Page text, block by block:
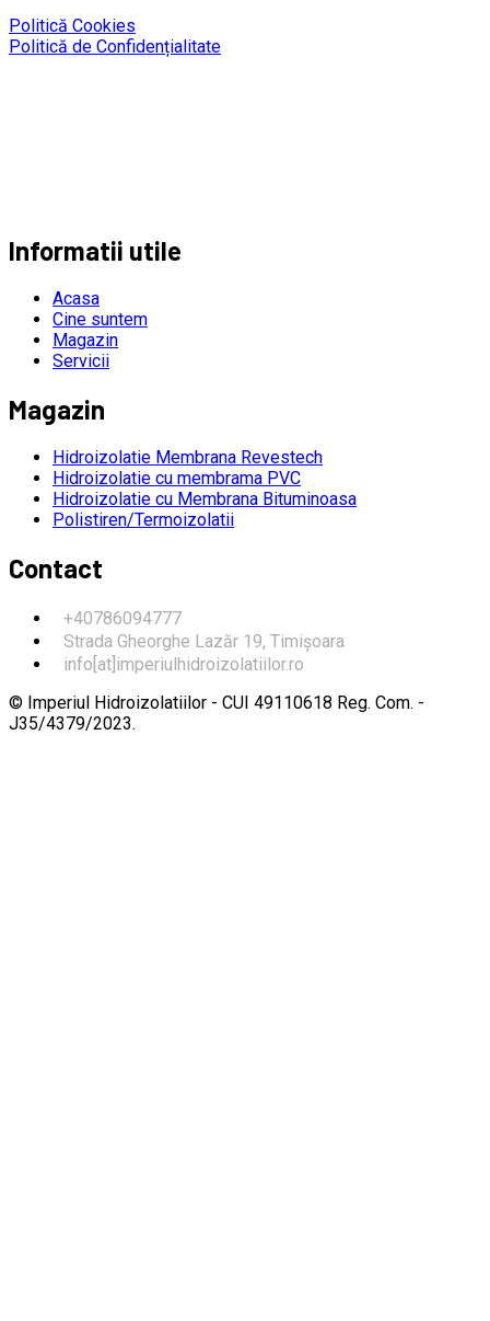
Politică Cookies
Politică de Confidențialitate
Informatii utile
Acasa
Cine suntem
Magazin
Servicii
Magazin
Hidroizolatie Membrana Revestech
Hidroizolatie cu membrama PVC
Hidroizolatie cu Membrana Bituminoasa
Polistiren/Termoizolatii
Contact
+40786094777
Strada Gheorghe Lazăr 19, Timișoara
info[at]imperiulhidroizolatiilor.ro
© Imperiul Hidroizolatiilor - CUI 49110618 Reg. Com. -
J35/4379/2023.